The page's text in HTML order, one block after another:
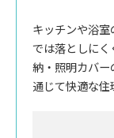
キッチンや浴
では落としに
納・照明カバ
通じて快適な住